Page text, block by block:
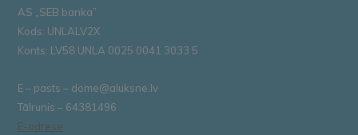
AS „SEB banka”
Kods: UNLALV2X
Konts: LV58 UNLA 0025 0041 3033 5
E – pasts – dome@aluksne.lv
Tālrunis – 64381496
E-adrese